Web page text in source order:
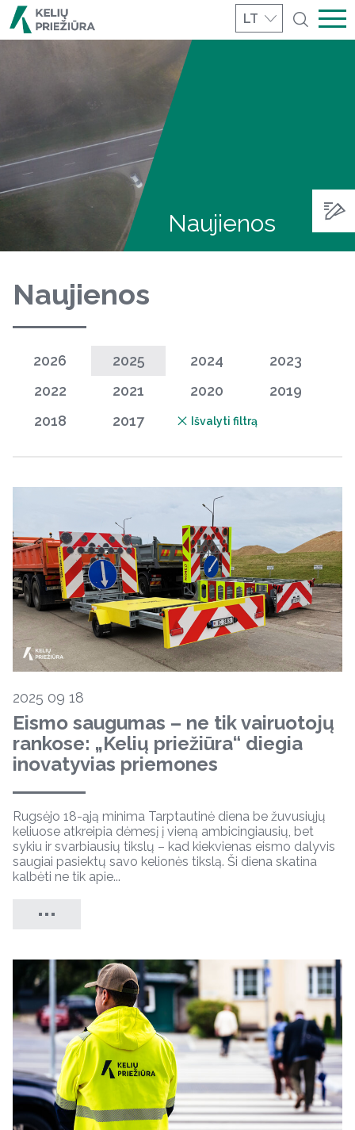
LT
Naujienos
Naujienos
2026 2025 2024
2023
2022
2021 2020
2019
2018
2017 Išvalyti filtrą
2025 09 18
Eismo saugumas – ne tik vairuotojų
rankose: „Kelių priežiūra“ diegia
inovatyvias priemones
Rugsėjo 18-ąją minima Tarptautinė diena be žuvusiųjų
keliuose atkreipia dėmesį į vieną ambicingiausių, bet
sykiu ir svarbiausių tikslų – kad kiekvienas eismo dalyvis
saugiai pasiektų savo kelionės tikslą. Ši diena skatina
kalbėti ne tik apie...